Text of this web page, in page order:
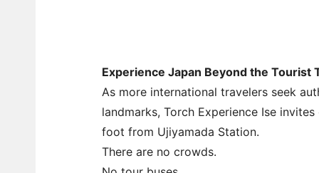
Experience Japan Beyond the Tourist
As more international travelers seek
landmarks, Torch Experience Ise
foot from Ujiyamada Station.
There are no crowds.